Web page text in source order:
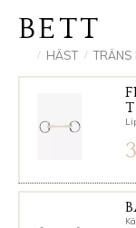
BETT
HÄST TRÄNS
T